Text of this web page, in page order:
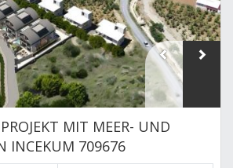
MIT MEER- UND
INCEKUM 709676